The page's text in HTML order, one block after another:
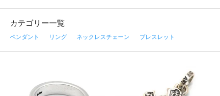
カテゴリー一覧
ペンダント リング ネックレスチェーン ブレスレット